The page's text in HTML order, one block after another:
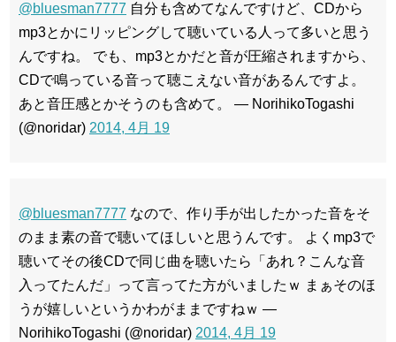
@bluesman7777 自分も含めてなんですけど、CDから
mp3とかにリッピングして聴いている人って多いと思う
んですね。 でも、mp3とかだと音が圧縮されますから、
CDで鳴っている音って聴こえない音があるんですよ。
あと音圧感とかそうのも含めて。 — NorihikoTogashi
(@noridar) 2014, 4月 19
@bluesman7777 なので、作り手が出したかった音をそ
のまま素の音で聴いてほしいと思うんです。 よくmp3で
聴いてその後CDで同じ曲を聴いたら「あれ？こんな音
入ってたんだ」って言ってた方がいましたｗ まぁそのほ
うが嬉しいというかわがままですねｗ —
NorihikoTogashi (@noridar) 2014, 4月 19